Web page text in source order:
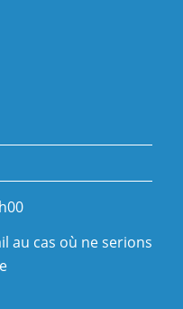
au cas où ne serions